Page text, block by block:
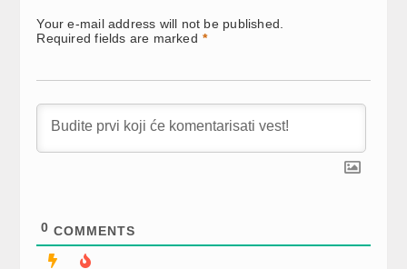
Your e-mail address will not be published.
Required fields are marked *
0 COMMENTS